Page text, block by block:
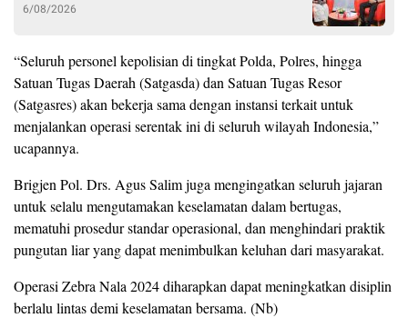
6/08/2026
“Seluruh personel kepolisian di tingkat Polda, Polres, hingga
Satuan Tugas Daerah (Satgasda) dan Satuan Tugas Resor
(Satgasres) akan bekerja sama dengan instansi terkait untuk
menjalankan operasi serentak ini di seluruh wilayah Indonesia,”
ucapannya.
Brigjen Pol. Drs. Agus Salim juga mengingatkan seluruh jajaran
untuk selalu mengutamakan keselamatan dalam bertugas,
mematuhi prosedur standar operasional, dan menghindari praktik
pungutan liar yang dapat menimbulkan keluhan dari masyarakat.
Operasi Zebra Nala 2024 diharapkan dapat meningkatkan disiplin
berlalu lintas demi keselamatan bersama. (Nb)